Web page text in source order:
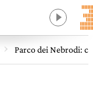
Parco dei Nebrodi: